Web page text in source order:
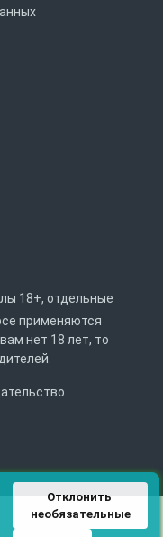
18+, отдельные
применяются
нет 18 лет, то
Отклонить
необязательные